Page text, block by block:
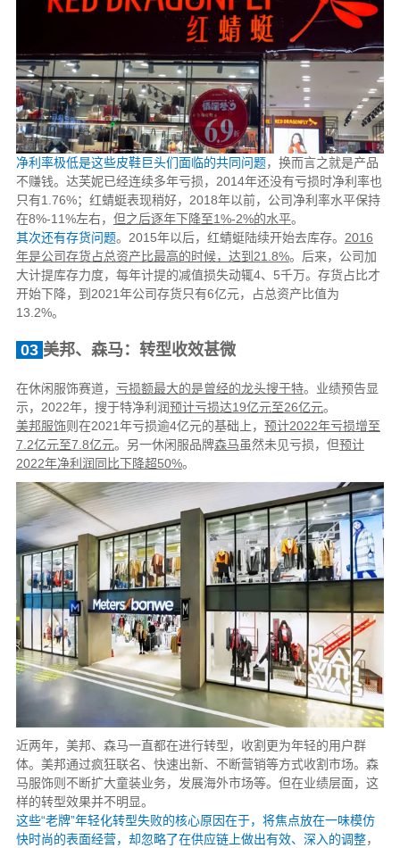
净利率极低是这些皮鞋巨头们面临的共同问题，换而言之就是产品
不赚钱。达芙妮已经连续多年亏损，2014年还没有亏损时净利率也
只有1.76%；红蜻蜓表现稍好，2018年以前，公司净利率水平保持
在8%-11%左右， 但之后逐年下降至1%-2%的水平。
其次还有存货问题。2015年以后，红蜻蜓陆续开始去库存。 2016
年是公司存货占总资产比最高的时候，达到21.8%。后来，公司加
大计提库存力度，每年计提的减值损失动辄4、5千万。存货占比才
开始下降，到2021年公司存货只有6亿元，占总资产比值为
13.2%。
03 美邦、森马：转型收效甚微
在休闲服饰赛道， 亏损额最大的是曾经的龙头搜于特。业绩预告显
示，2022年，搜于特净利润预计亏损达19亿元至26亿元。
美邦服饰则在2021年亏损逾4亿元的基础上， 预计2022年亏损增至
7.2亿元至7.8亿元。另一休闲服品牌森马虽然未见亏损，但预计
2022年净利润同比下降超50%。
近两年，美邦、森马一直都在进行转型，收割更为年轻的用户群
体。美邦通过疯狂联名、快速出新、不断营销等方式收割市场。森
马服饰则不断扩大童装业务，发展海外市场等。但在业绩层面，这
样的转型效果并不明显。
这些“老牌”年轻化转型失败的核心原因在于，将焦点放在一味模仿
快时尚的表面经营，却忽略了在供应链上做出有效、深入的调整，